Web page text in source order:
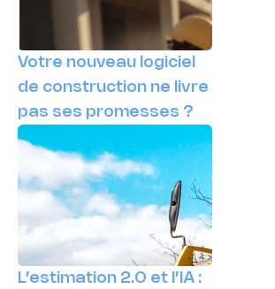
Votre nouveau logiciel
de construction ne livre
pas ses promesses ?
L’estimation 2.0 et l’IA :